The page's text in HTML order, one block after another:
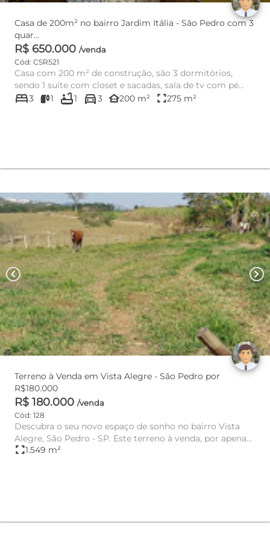
Casa de 200m² no bairro Jardim Itália - São Pedro com 3
quar...
R$ 650.000 /venda
Cód: CSR521
Casa com 200 m² de construção, são 3 dormitórios,
sendo 1 suíte com closet e sacadas, sala de tv com pé
direito alto, c...
bed3 1 bathtub1 directions_car3 other_houses200 m² fullscreen275 m²
chevron_left chevron_right
Terreno à Venda em Vista Alegre - São Pedro por
R$180.000
R$ 180.000 /venda
Cód: 128
Descubra o seu novo espaço de sonho no bairro Vista
Alegre, São Pedro - SP. Este terreno à venda, por apenas
R$ 180.000...
fullscreen1.549 m²